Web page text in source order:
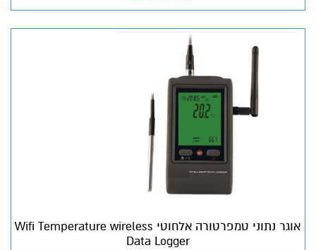
אוגר נתוני טמפרטורה אלחוטי Wifi Temperature wireless
Data Logger